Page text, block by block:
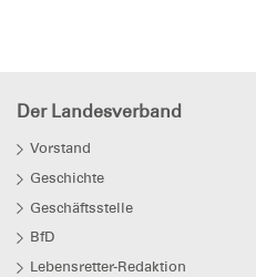
Der Landesverband
Vorstand
Geschichte
Geschäftsstelle
BfD
Lebensretter-Redaktion